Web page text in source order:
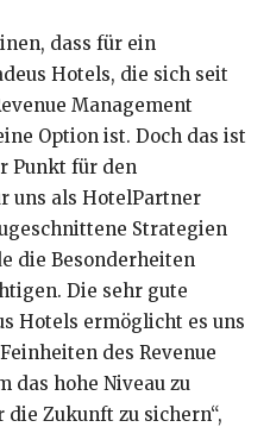
dass für ein
Hotels, die sich seit
Management
Option ist. Doch das ist
Punkt für den
uns als HotelPartner
Strategien
die Besonderheiten
Die sehr gute
Hotels ermöglicht es uns
des Revenue
das hohe Niveau zu
Zukunft zu sichern“,